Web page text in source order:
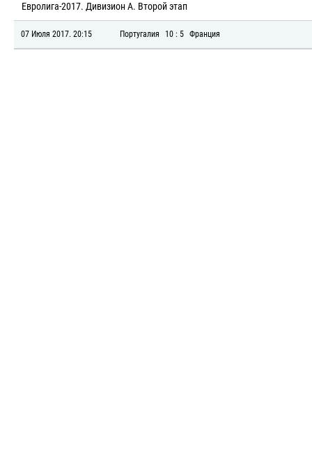
Евролига-2017. Дивизион А. Второй этап
07 Июля 2017. 20:15 Португалия 10 : 5 Франция